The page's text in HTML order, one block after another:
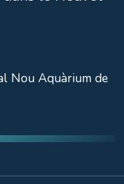
Nou Aquàrium de